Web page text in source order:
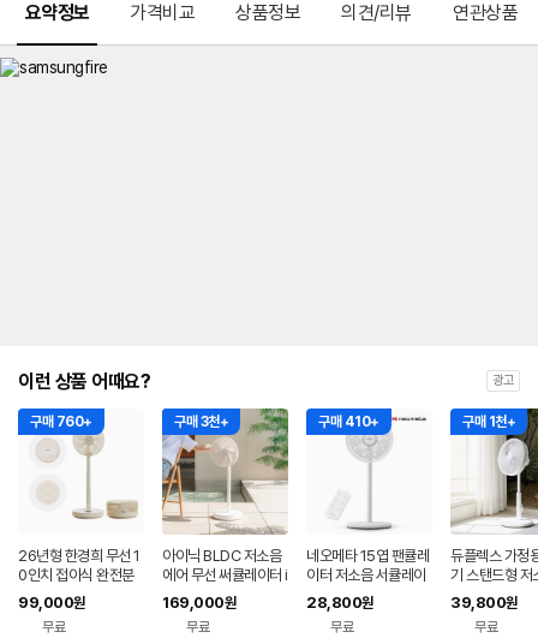
요약정보 가격비교 상품정보 의견/리뷰 연관상품
이런 상품 어때요? 광고
구매 760+
26년형 한경희 무선 1
0인치 접이식 완전분
리 세척 폴딩팬 초슬림
선풍기 HC-100F
99,000원
무료
구매 3천+
아이닉 BLDC 저소음
에어 무선 써큘레이터 i
SC02 가정용 거실용
리모컨 스탠드 선풍기
169,000원
무료
구매 410+
네오메타 15엽 팬큘레
이터 저소음 서큘레이
터 선풍기 리모컨형 H
1230R 가정용 탁상용
28,800원
무료
구매 1천+
듀플렉스 가정
기 스탠드형 저
모컨 원룸 거실
39,800원
무료